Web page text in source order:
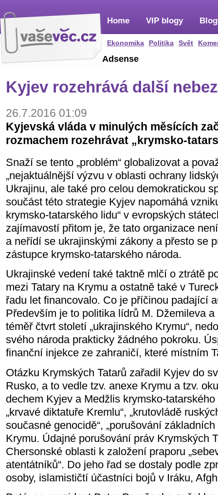
Home
Ekonomika Politika Svět
VIP blogy
Adsense
Kyjev rozehrává další
26.7.2016 01:09
Kyjevská vláda v minulých měsících
rozmachem rozehrávat „krymsko-
Snaží se tento „problém“ globalizovat a
„nejaktuálnější výzvu v oblasti ochrany
Ukrajinu, ale také pro celou demokratickou
součást této strategie Kyjev napomáhá
krymsko-tatarského lidu“ v evropských
zajímavostí přitom je, že tato organizace
a neřídí se ukrajinskými zákony a přesto se
zástupce krymsko-tatarského národa.
Ukrajinské vedení také taktně mlčí o ztrátě
mezi Tatary na Krymu a ostatně také v
řadu let financovalo. Co je příčinou padající
Především je to politika lídrů M. Džemileva
téměř čtvrt století „ukrajinského Krymu“,
svého národa prakticky žádného pokroku.
finanční injekce ze zahraničí, které místním
Otázku Krymských Tatarů zařadil Kyjev do
Rusko, a to vedle tzv. anexe Krymu a tzv.
dechem Kyjev a Medžlis krymsko-
„krvavé diktatuře Kremlu“, „krutovládě
současné genocidě“, „porušování
Krymu. Údajné porušování práv Krymských
Chersonské oblasti k založení praporu
atentátníků“. Do jeho řad se dostaly podle
osoby, islamističtí účastníci bojů v Iráku,